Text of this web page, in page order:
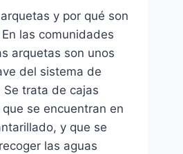
y por qué son
las comunidades
arquetas son unos
del sistema de
Se trata de cajas
se encuentran en
y que se
las aguas